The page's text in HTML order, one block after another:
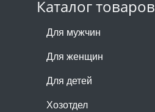
Каталог товаров
Для мужчин
Для женщин
Для детей
Хозотдел